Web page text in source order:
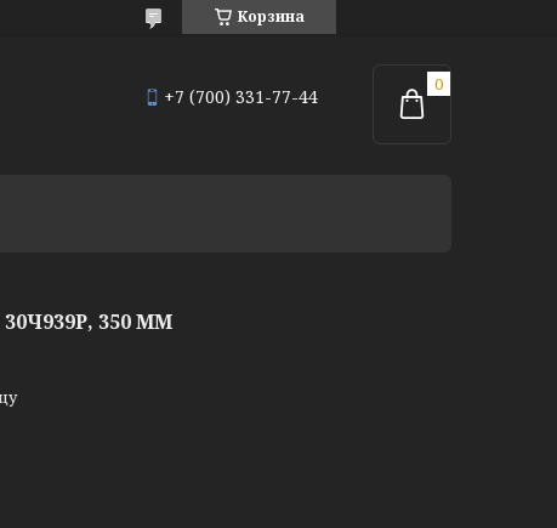
Корзина
+7 (700) 331-77-44
350 ММ